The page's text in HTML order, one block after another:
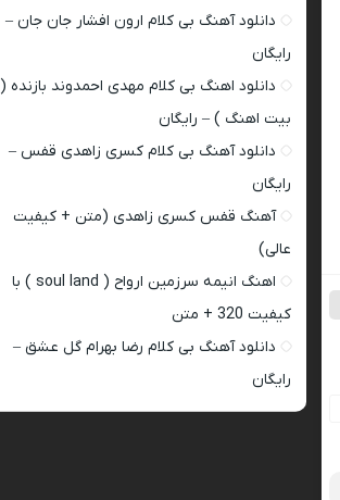
دانلود آهنگ بی کلام ارون افشار جان جان –
رایگان
دانلود اهنگ بی کلام مهدی احمدوند بازنده (
بیت اهنگ ) – رایگان
دانلود آهنگ بی کلام کسری زاهدی قفس –
رایگان
آهنگ قفس کسری زاهدی (متن + کیفیت
عالی)
اهنگ انیمه سرزمین ارواح ( soul land ) با
کیفیت 320 + متن
دانلود آهنگ بی کلام رضا بهرام گل عشق –
رایگان